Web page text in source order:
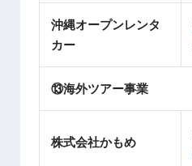
沖縄オープンレンタ
カー
⑬海外ツアー事業
株式会社かもめ